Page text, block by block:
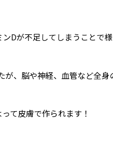
Dが不足してしまうことで
、脳や神経、血管など全身
て皮膚で作られます！